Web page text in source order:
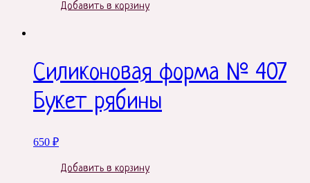
Добавить в корзину
Силиконовая форма № 407
Букет рябины
650 ₽
Добавить в корзину